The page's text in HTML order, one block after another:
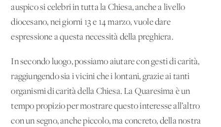
auspico si celebri in tutta la Chiesa, anche a livello
diocesano, nei giorni 13 e 14 marzo, vuole dare
espressione a questa necessità della preghiera.
In secondo luogo, possiamo aiutare con gesti di carità,
raggiungendo sia i vicini che i lontani, grazie ai tanti
organismi di carità della Chiesa. La Quaresima è un
tempo propizio per mostrare questo interesse all’altro
con un segno, anche piccolo, ma concreto, della nostra